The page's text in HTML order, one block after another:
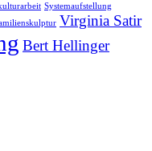
Systemaufstellung
Virginia Satir
Bert Hellinger